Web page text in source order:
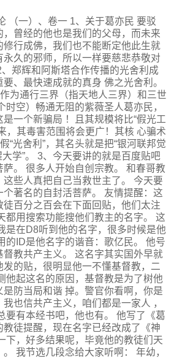
（一）、卷一 1、关于葛亦民 要驳
，曾经的他也是我们的父母，而未来
修行成佛，我们也不能断定他此生就
永久的邪师，所以一样要慈悲恭敬对
郑辉和阿斯塔合作传播的光舍利成
、最快速成就的真身 佛之光舍利。
为通行三界（指天地人三界）和三世
时空）畅通无阻的紫薇圣人葛亦民，
一个新骗局 ！且其规模将比“假光工
，其毒害范围将会更广！其核 心骗术
“光舍利”，其名头就是把“银河联邦觉
大学”。 3、今天要讲的就是百度贴吧
。 很多人开始自创宗教。 和春哥教
些人真把自己当救世主了。 今天要
著名的自封活菩萨。 友情提醒：这
百分之百会在下面回贴，他们太注
都用搜索功能搜他们教主的名字。 这
是在D8听到他的名字，很多时候是他
的ID是他名字的谐音：歌亿民。 他号
教共产主义。 这名字其实国外早就
的贴，很明显他一不懂基督教，二
他起这名的原因，基督教是为了树他
防当局和谐 掉。警官你看啊，你是
也信共产主义，咱们都是一家人 ，
要有本经书吧，他也有。 他写了《葛
徒提醒，现在名字已经改成了《神
下，好多结果呢，毕竟他的教徒们天
我节选几段念给大家听啊： 年幼，